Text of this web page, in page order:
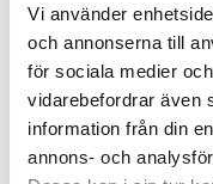
Vi använder
och annonserna till
för sociala medier
vidarebefordrar även
information från din
annons- och
Srf
Helena Cedergren
Auktoriserad